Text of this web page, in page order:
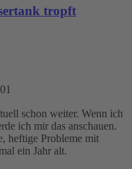
tropft
schon weiter. Wenn ich
ich mir das anschauen.
heftige Probleme mit
ein Jahr alt.